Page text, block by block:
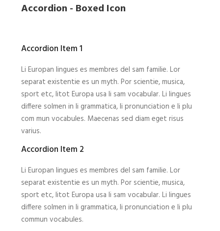
Accordion - Boxed Icon
Accordion Item 1
Li Europan lingues es membres del sam familie. Lor
separat existentie es un myth. Por scientie, musica,
sport etc, litot Europa usa li sam vocabular. Li lingues
differe solmen in li grammatica, li pronunciation e li plu
com mun vocabules. Maecenas sed diam eget risus
varius.
Accordion Item 2
Li Europan lingues es membres del sam familie. Lor
separat existentie es un myth. Por scientie, musica,
sport etc, litot Europa usa li sam vocabular. Li lingues
differe solmen in li grammatica, li pronunciation e li plu
commun vocabules.